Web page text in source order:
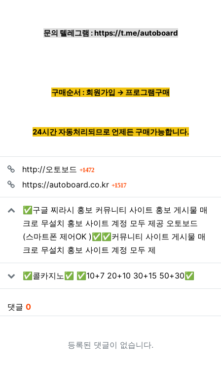
문의 텔레그램 :https://t.me/autoboard
구매순서 : 회원가입 → 프로그램구매
24시간 자동처리되므로 언제든 구매가능합니다.
http://오토보드 1472회 연결
https://autoboard.co.kr
1517회 연결
✅구글 찌라시 홍보 커뮤니티 사이트 홍보 게시물 매
크로 무설치 홍보 사이트 계정 모두 제공 오토보드
(스마트폰 제어OK )✅✅커뮤니티 사이트 게시물 매
크로 무설치 홍보 사이트 계정 모두 제
✅콜카지노✅ ✅10+7 20+10 30+15 50+30✅
댓글 0
등록된 댓글이 없습니다.